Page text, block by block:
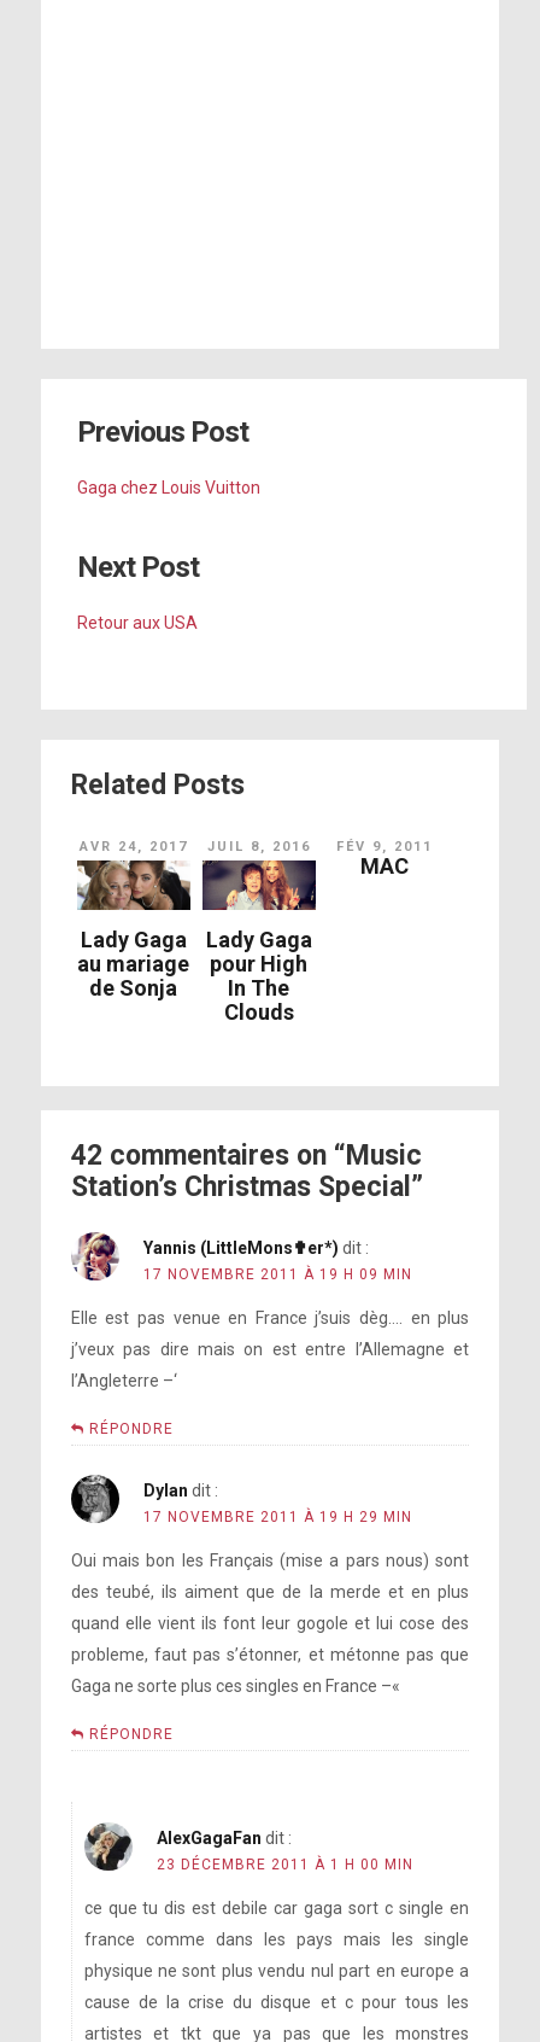
Previous Post
Gaga chez Louis Vuitton
Next Post
Retour aux USA
Related Posts
AVR 24, 2017
Lady Gaga
au mariage
de Sonja
JUIL 8, 2016
Lady Gaga
pour High
In The
Clouds
FÉV 9, 2011
MAC
42 commentaires on “Music
Station’s Christmas Special”
Yannis (LittleMons✟er*) dit :
17 NOVEMBRE 2011 À 19 H 09 MIN
Elle est pas venue en France j’suis dèg…. en plus
j’veux pas dire mais on est entre l’Allemagne et
l’Angleterre –‘
RÉPONDRE
Dylan dit :
17 NOVEMBRE 2011 À 19 H 29 MIN
Oui mais bon les Français (mise a pars nous) sont
des teubé, ils aiment que de la merde et en plus
quand elle vient ils font leur gogole et lui cose des
probleme, faut pas s’étonner, et métonne pas que
Gaga ne sorte plus ces singles en France –«
RÉPONDRE
AlexGagaFan dit :
23 DÉCEMBRE 2011 À 1 H 00 MIN
ce que tu dis est debile car gaga sort c single en
france comme dans les pays mais les single
physique ne sont plus vendu nul part en europe a
cause de la crise du disque et c pour tous les
artistes et tkt que ya pas que les monstres